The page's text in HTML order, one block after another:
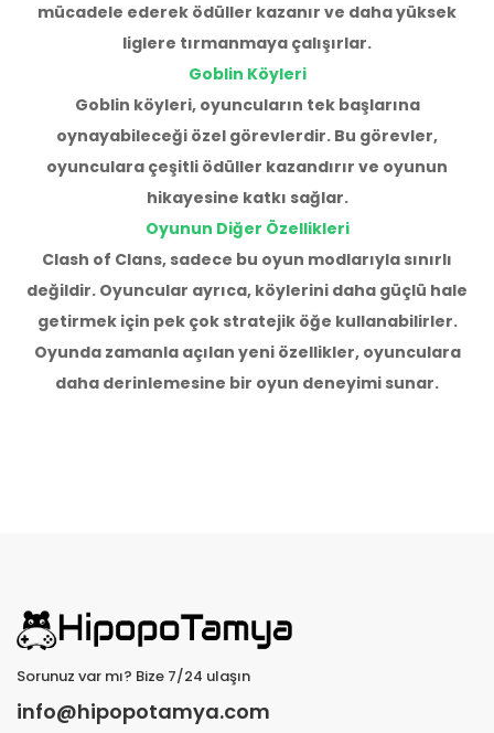
mücadele ederek ödüller kazanır ve daha yüksek
liglere tırmanmaya çalışırlar.
Goblin Köyleri
Goblin köyleri, oyuncuların tek başlarına
oynayabileceği özel görevlerdir. Bu görevler,
oyunculara çeşitli ödüller kazandırır ve oyunun
hikayesine katkı sağlar.
Oyunun Diğer Özellikleri
Clash of Clans, sadece bu oyun modlarıyla sınırlı
değildir. Oyuncular ayrıca, köylerini daha güçlü hale
getirmek için pek çok stratejik öğe kullanabilirler.
Oyunda zamanla açılan yeni özellikler, oyunculara
daha derinlemesine bir oyun deneyimi sunar.
Sorunuz var mı? Bize 7/24 ulaşın
info@hipopotamya.com